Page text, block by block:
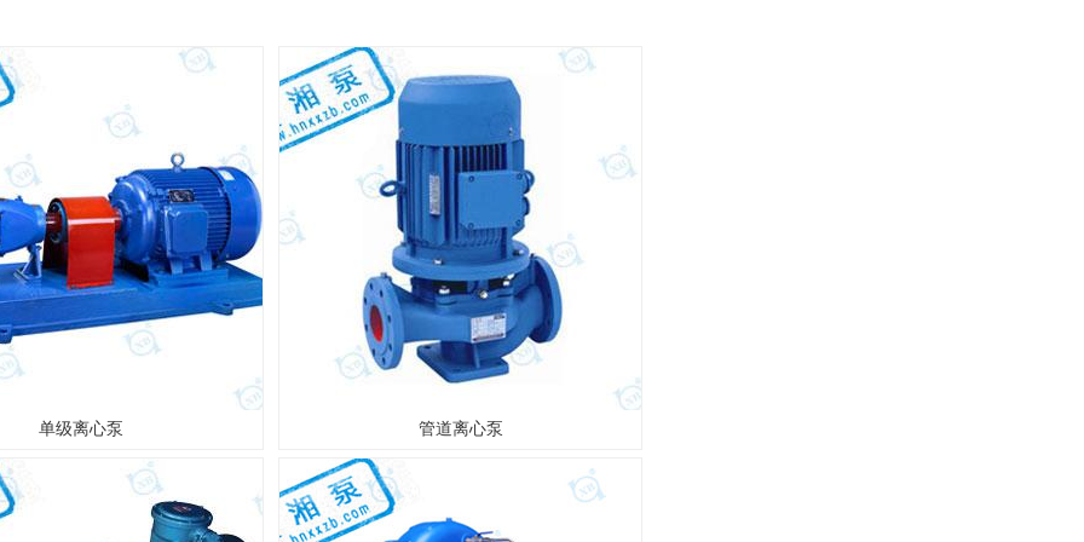
单级离心泵 管道离心泵